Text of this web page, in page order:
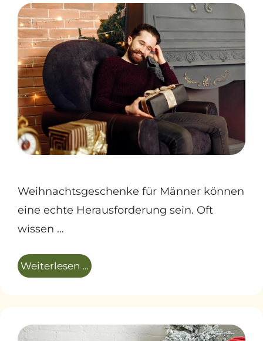
Weihnachtsgeschenke für Männer können
eine echte Herausforderung sein. Oft
wissen …
Weiterlesen …